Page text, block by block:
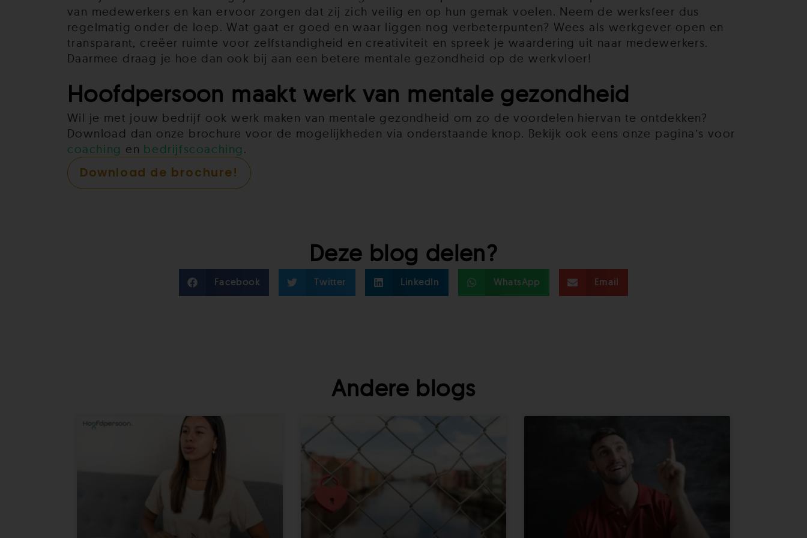
van medewerkers en kan ervoor zorgen dat zij zich veilig en op hun gemak voelen. Neem de werksfeer dus
regelmatig onder de loep. Wat gaat er goed en waar liggen nog verbeterpunten? Wees als werkgever open en
transparant, creëer ruimte voor zelfstandigheid en creativiteit en spreek je waardering uit naar medewerkers.
Daarmee draag je hoe dan ook bij aan een betere mentale gezondheid op de werkvloer!
Hoofdpersoon maakt werk van mentale gezondheid
Wil je met jouw bedrijf ook werk maken van mentale gezondheid om zo de voordelen hiervan te ontdekken?
Download dan onze brochure voor de mogelijkheden via onderstaande knop. Bekijk ook eens onze pagina’s voor
coaching en bedrijfscoaching .
Download de brochure!
Deze blog delen?
Facebook Twitter LinkedIn WhatsApp Email
Andere blogs